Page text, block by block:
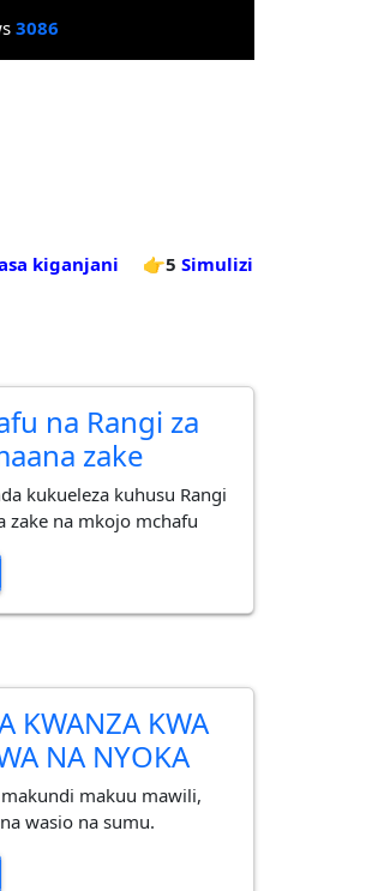
3086
kiganjani 👉5 Simulizi
na Rangi za
zake
kukueleza kuhusu Rangi
zake na mkojo mchafu
KWANZA KWA
NA NYOKA
makuu mawili,
wasio na sumu.